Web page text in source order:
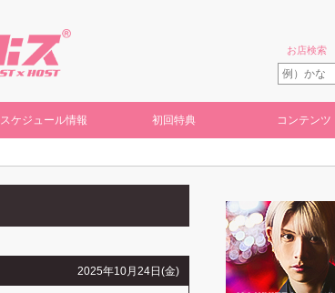
お店検索
スケジュール情報 初回特典 コンテンツ
2025年10月24日(金)